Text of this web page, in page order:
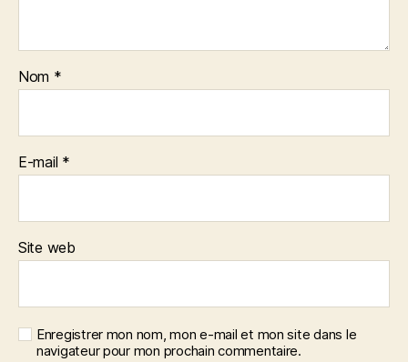
Nom *
E-mail *
Site web
Enregistrer mon nom, mon e-mail et mon site dans le
navigateur pour mon prochain commentaire.